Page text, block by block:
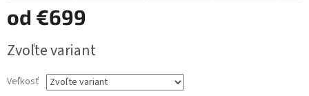
od €699
cena:
Zvoľte variant
Veľkosť